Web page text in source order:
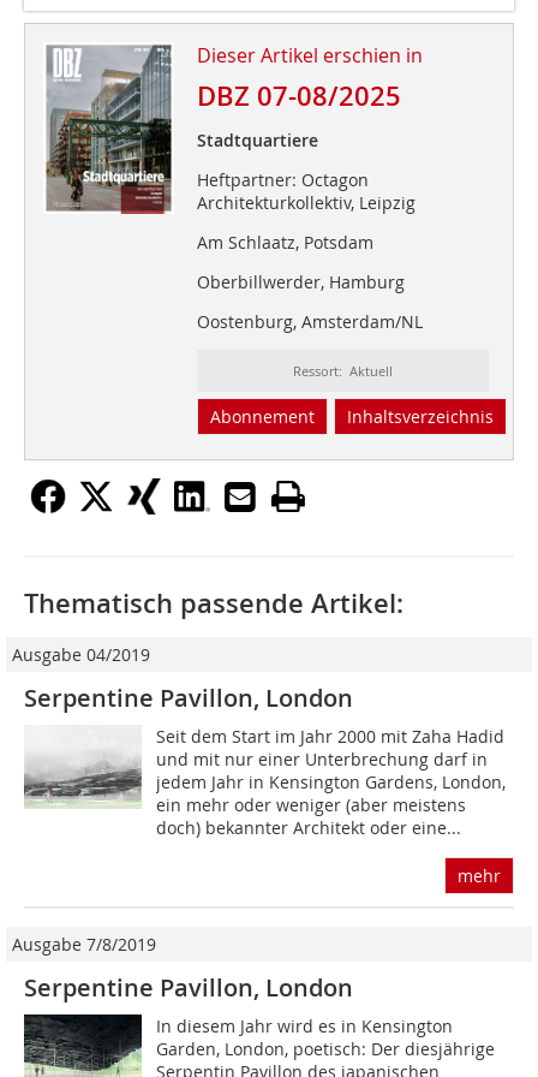
Dieser Artikel erschien in
DBZ 07-08/2025
Stadtquartiere
Heftpartner: Octagon
Architekturkollektiv, Leipzig
Am Schlaatz, Potsdam
Oberbillwerder, Hamburg
Oostenburg, Amsterdam/NL
Ressort: Aktuell
Abonnement Inhaltsverzeichnis
Thematisch passende Artikel:
Ausgabe 04/2019
Serpentine Pavillon, London
Seit dem Start im Jahr 2000 mit Zaha Hadid
und mit nur einer Unterbrechung darf in
jedem Jahr in Kensington Gardens, London,
ein mehr oder weniger (aber meistens
doch) bekannter Architekt oder eine...
mehr
Ausgabe 7/8/2019
Serpentine Pavillon, London
In diesem Jahr wird es in Kensington
Garden, London, poetisch: Der diesjährige
Serpentin Pavillon des japanischen